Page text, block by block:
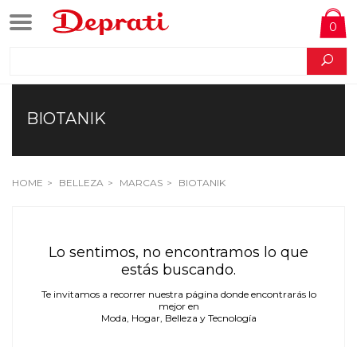
0
BIOTANIK
HOME BELLEZA MARCAS BIOTANIK
Lo sentimos, no encontramos lo que
estás buscando.
Te invitamos a recorrer nuestra página donde encontrarás lo
mejor en
Moda, Hogar, Belleza y Tecnología